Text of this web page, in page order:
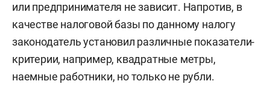
или предпринимателя не зависит. Напротив, в
качестве налоговой базы по данному налогу
законодатель установил различные показатели-
критерии, например, квадратные метры,
наемные работники, но только не рубли.